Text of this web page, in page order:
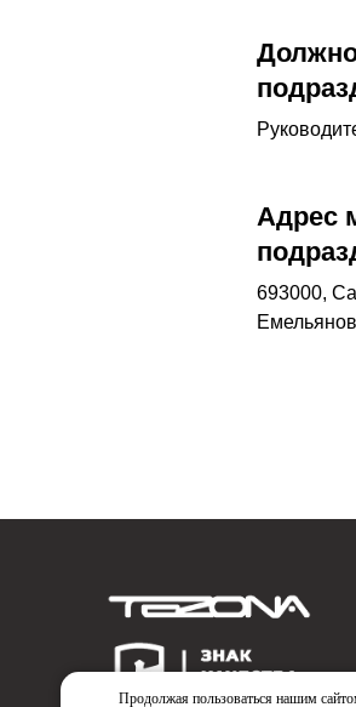
Адрес
693000,
Продолжая пользоваться нашим